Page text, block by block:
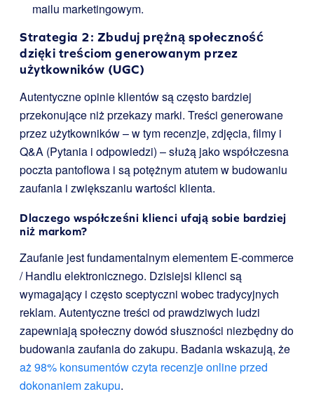
mailu marketingowym.
Strategia 2: Zbuduj prężną społeczność
dzięki treściom generowanym przez
użytkowników (UGC)
Autentyczne opinie klientów są często bardziej
przekonujące niż przekazy marki. Treści generowane
przez użytkowników – w tym recenzje, zdjęcia, filmy i
Q&A (Pytania i odpowiedzi) – służą jako współczesna
poczta pantoflowa i są potężnym atutem w budowaniu
zaufania i zwiększaniu wartości klienta.
Dlaczego współcześni klienci ufają sobie bardziej
niż markom?
Zaufanie jest fundamentalnym elementem E-commerce
/ Handlu elektronicznego. Dzisiejsi klienci są
wymagający i często sceptyczni wobec tradycyjnych
reklam. Autentyczne treści od prawdziwych ludzi
zapewniają społeczny dowód słuszności niezbędny do
budowania zaufania do zakupu. Badania wskazują, że
aż 98% konsumentów czyta recenzje online przed
dokonaniem zakupu.